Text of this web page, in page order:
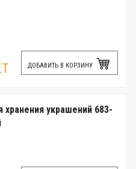
ДОБАВИТЬ В КОРЗИНУ
хранения украшений 683-